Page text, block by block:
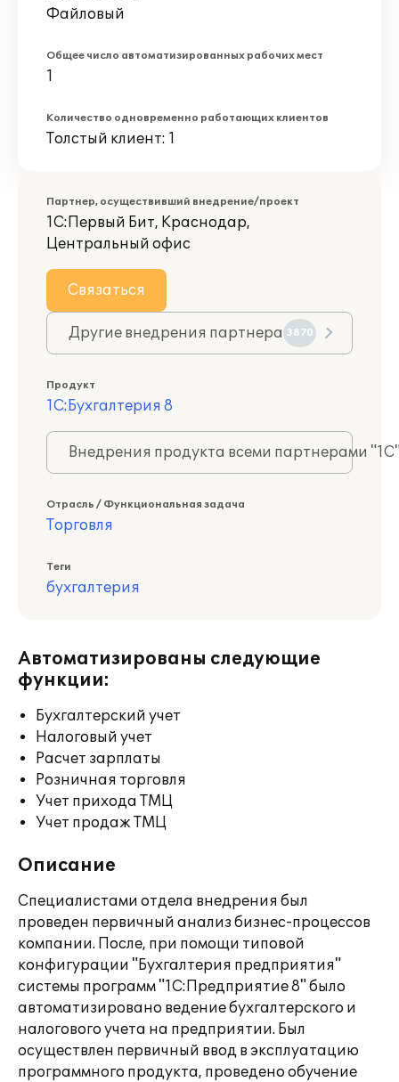
Файловый
Общее число автоматизированных рабочих мест
1
Количество одновременно работающих клиентов
Толстый клиент: 1
Партнер, осуществивший внедрение/проект
1С:Первый Бит, Краснодар,
Центральный офис
Связаться
Другие внедрения партнера 3870
Продукт
1С:Бухгалтерия 8
Внедрения продукта всеми партнерами
Отрасль / Функциональная задача
Торговля
Теги
бухгалтерия
Автоматизированы следующие
функции:
Бухгалтерский учет
Налоговый учет
Расчет зарплаты
Розничная торговля
Учет прихода ТМЦ
Учет продаж ТМЦ
Описание
Специалистами отдела внедрения был
проведен первичный анализ бизнес-процессов
компании. После, при помощи типовой
конфигурации "Бухгалтерия предприятия"
системы программ "1С:Предприятие 8" было
автоматизировано ведение бухгалтерского и
налогового учета на предприятии. Был
осуществлен первичный ввод в эксплуатацию
программного продукта, проведено обучение